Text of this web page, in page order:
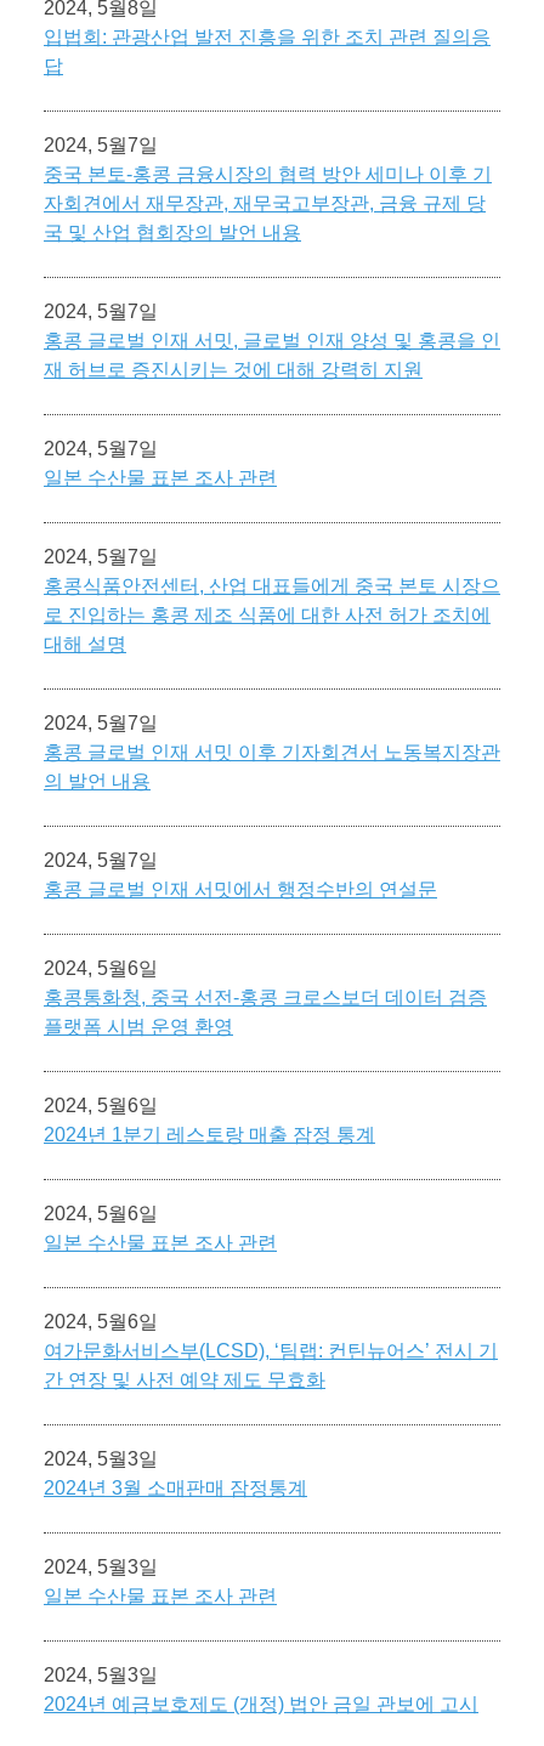
2024, 5월8일
입법회: 관광산업 발전 진흥을 위한 조치 관련 질의응
답
2024, 5월7일
중국 본토-홍콩 금융시장의 협력 방안 세미나 이후 기
자회견에서 재무장관, 재무국고부장관, 금융 규제 당
국 및 산업 협회장의 발언 내용
2024, 5월7일
홍콩 글로벌 인재 서밋, 글로벌 인재 양성 및 홍콩을 인
재 허브로 증진시키는 것에 대해 강력히 지원
2024, 5월7일
일본 수산물 표본 조사 관련
2024, 5월7일
홍콩식품안전센터, 산업 대표들에게 중국 본토 시장으
로 진입하는 홍콩 제조 식품에 대한 사전 허가 조치에
대해 설명
2024, 5월7일
홍콩 글로벌 인재 서밋 이후 기자회견서 노동복지장관
의 발언 내용
2024, 5월7일
홍콩 글로벌 인재 서밋에서 행정수반의 연설문
2024, 5월6일
홍콩통화청, 중국 선전-홍콩 크로스보더 데이터 검증
플랫폼 시범 운영 환영
2024, 5월6일
2024년 1분기 레스토랑 매출 잠정 통계
2024, 5월6일
일본 수산물 표본 조사 관련
2024, 5월6일
여가문화서비스부(LCSD), ‘팀랩: 컨틴뉴어스’ 전시 기
간 연장 및 사전 예약 제도 무효화
2024, 5월3일
2024년 3월 소매판매 잠정통계
2024, 5월3일
일본 수산물 표본 조사 관련
2024, 5월3일
2024년 예금보호제도 (개정) 법안 금일 관보에 고시